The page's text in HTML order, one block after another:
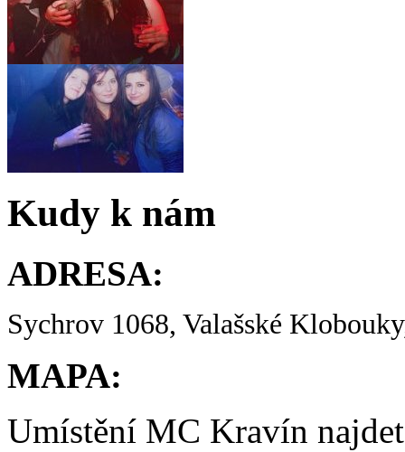
Kudy k nám
ADRESA:
Sychrov 1068, Valašské
MAPA:
Umístění MC Kravín